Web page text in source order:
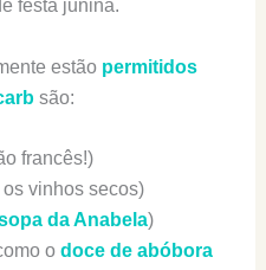
festa junina.
estão permitidos
são:
francês!)
vinhos secos)
da Anabela)
o doce de abóbora